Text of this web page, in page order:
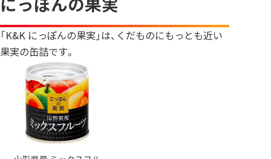
「K&K にっぽんの果実」は、くだものにもっとも近い
果実の缶詰です。